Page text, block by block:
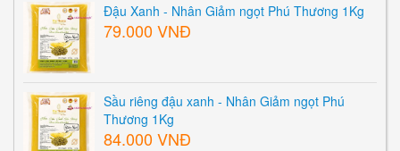
Đậu Xanh - Nhân Giảm ngọt Phú Thương 1Kg
79.000 VNĐ
Sầu riêng đậu xanh - Nhân Giảm ngọt Phú
Thương 1Kg
84.000 VNĐ